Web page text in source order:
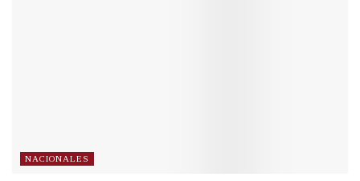
NACIONALES